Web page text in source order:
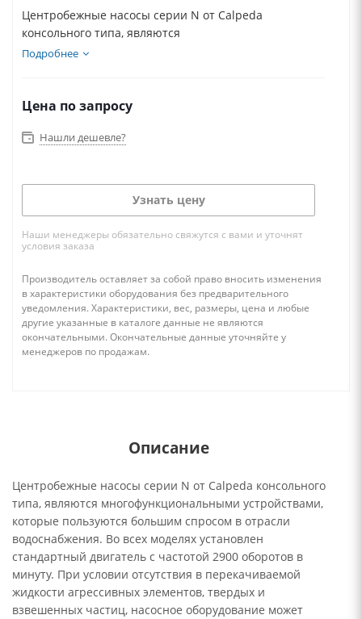
Центробежные насосы серии N от Calpeda
консольного типа, являются
многофункциональными...
Подробнее
Цена по запросу
Нашли дешевле?
Узнать цену
Наши менеджеры обязательно свяжутся с вами и уточнят
условия заказа
Производитель оставляет за собой право вносить изменения
в характеристики оборудования без предварительного
уведомления. Характеристики, вес, размеры, цена и любые
другие указанные в каталоге данные не являются
окончательными. Окончательные данные уточняйте у
менеджеров по продажам.
Описание
Центробежные насосы серии N от Calpeda консольного
типа, являются многофункциональными устройствами,
которые пользуются большим спросом в отрасли
водоснабжения. Во всех моделях установлен
стандартный двигатель с частотой 2900 оборотов в
минуту. При условии отсутствия в перекачиваемой
жидкости агрессивных элементов, твердых и
взвешенных частиц, насосное оборудование может